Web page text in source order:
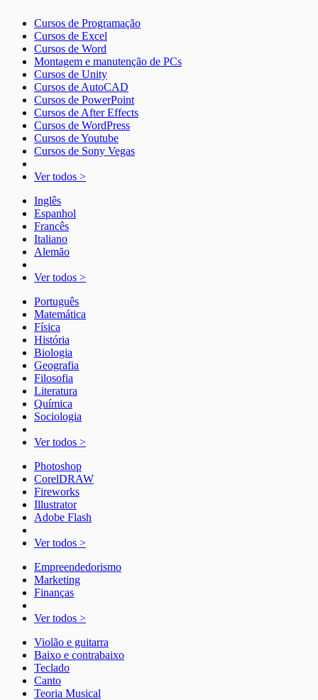
Cursos de Programação
Cursos de Excel
Cursos de Word
Montagem e manutenção de PCs
Cursos de Unity
Cursos de AutoCAD
Cursos de PowerPoint
Cursos de After Effects
Cursos de WordPress
Cursos de Youtube
Cursos de Sony Vegas
Ver todos >
Inglês
Espanhol
Francês
Italiano
Alemão
Ver todos >
Português
Matemática
Física
História
Biologia
Geografia
Filosofia
Literatura
Química
Sociologia
Ver todos >
Photoshop
CorelDRAW
Fireworks
Illustrator
Adobe Flash
Ver todos >
Empreendedorismo
Marketing
Finanças
Ver todos >
Violão e guitarra
Baixo e contrabaixo
Teclado
Canto
Teoria Musical